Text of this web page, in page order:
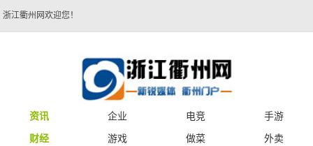
浙江衢州网欢迎您！
资讯 企业 电竞
手游
财经
游戏 做菜
外卖